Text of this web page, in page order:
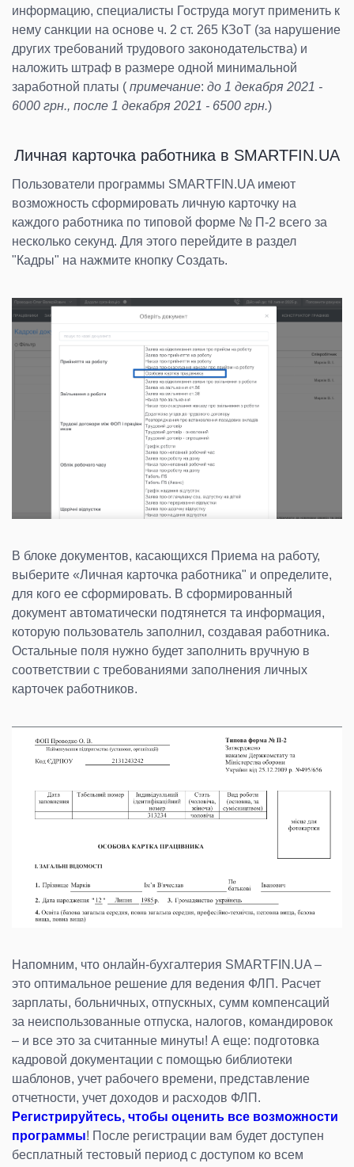
информацию, специалисты Гоструда могут применить к
нему санкции на основе ч. 2 ст. 265 КЗоТ (за нарушение
других требований трудового законодательства) и
наложить штраф в размере одной минимальной
заработной платы ( примечание: до 1 декабря 2021 -
6000 грн., после 1 декабря 2021 - 6500 грн.)
Личная карточка работника в SMARTFIN.UA
Пользователи программы SMARTFIN.UA имеют
возможность сформировать личную карточку на
каждого работника по типовой форме № П-2 всего за
несколько секунд. Для этого перейдите в раздел
"Кадры" на нажмите кнопку Создать.
В блоке документов, касающихся Приема на работу,
выберите «Личная карточка работника" и определите,
для кого ее сформировать. В сформированный
документ автоматически подтянется та информация,
которую пользователь заполнил, создавая работника.
Остальные поля нужно будет заполнить вручную в
соответствии с требованиями заполнения личных
карточек работников.
Напомним, что онлайн-бухгалтерия SMARTFIN.UA –
это оптимальное решение для ведения ФЛП. Расчет
зарплаты, больничных, отпускных, сумм компенсаций
за неиспользованные отпуска, налогов, командировок
– и все это за считанные минуты! А еще: подготовка
кадровой документации с помощью библиотеки
шаблонов, учет рабочего времени, представление
отчетности, учет доходов и расходов ФЛП.
Регистрируйтесь, чтобы оценить все возможности
программы! После регистрации вам будет доступен
бесплатный тестовый период с доступом ко всем